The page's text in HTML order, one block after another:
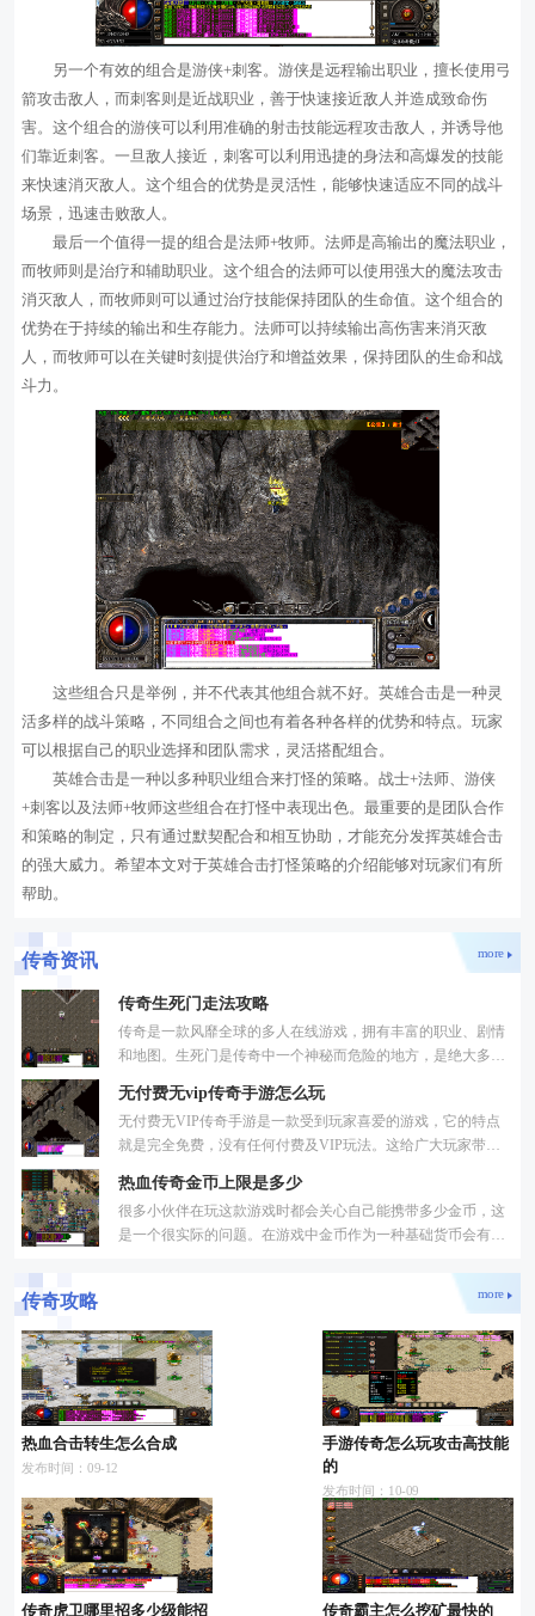
另一个有效的组合是游侠+刺客。游侠是远程输出职业，擅长使用弓
箭攻击敌人，而刺客则是近战职业，善于快速接近敌人并造成致命伤
害。这个组合的游侠可以利用准确的射击技能远程攻击敌人，并诱导他
们靠近刺客。一旦敌人接近，刺客可以利用迅捷的身法和高爆发的技能
来快速消灭敌人。这个组合的优势是灵活性，能够快速适应不同的战斗
场景，迅速击败敌人。
最后一个值得一提的组合是法师+牧师。法师是高输出的魔法职业，
而牧师则是治疗和辅助职业。这个组合的法师可以使用强大的魔法攻击
消灭敌人，而牧师则可以通过治疗技能保持团队的生命值。这个组合的
优势在于持续的输出和生存能力。法师可以持续输出高伤害来消灭敌
人，而牧师可以在关键时刻提供治疗和增益效果，保持团队的生命和战
斗力。
这些组合只是举例，并不代表其他组合就不好。英雄合击是一种灵
活多样的战斗策略，不同组合之间也有着各种各样的优势和特点。玩家
可以根据自己的职业选择和团队需求，灵活搭配组合。
英雄合击是一种以多种职业组合来打怪的策略。战士+法师、游侠
+刺客以及法师+牧师这些组合在打怪中表现出色。最重要的是团队合作
和策略的制定，只有通过默契配合和相互协助，才能充分发挥英雄合击
的强大威力。希望本文对于英雄合击打怪策略的介绍能够对玩家们有所
帮助。
传奇资讯 more
传奇生死门走法攻略
传奇是一款风靡全球的多人在线游戏，拥有丰富的职业、剧情
和地图。生死门是传奇中一个神秘而危险的地方，是绝大多数
无付费无vip传奇手游怎么玩
无付费无VIP传奇手游是一款受到玩家喜爱的游戏，它的特点
就是完全免费，没有任何付费及VIP玩法。这给广大玩家带来
我将
热血传奇金币上限是多少
很多小伙伴在玩这款游戏时都会关心自己能携带多少金币，这
是一个很实际的问题。在游戏中金币作为一种基础货币会有一
传奇攻略 more
热血合击转生怎么合成
发布时间：09-12
手游传奇怎么玩攻击高技能
的
发布时间：10-09
传奇虎卫哪里招多少级能招 传奇霸主怎么挖矿最快的